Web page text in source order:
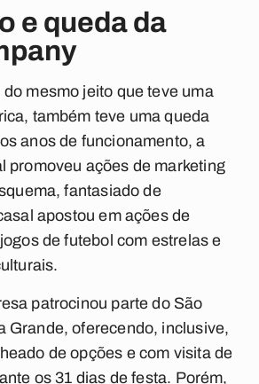
e queda da
mesmo jeito que teve uma
também teve uma queda
anos de funcionamento, a
promoveu ações de marketing
fantasiado de
apostou em ações de
de futebol com estrelas e
patrocinou parte do São
Grande, oferecendo, inclusive,
de opções e com visita de
os 31 dias de festa. Porém,